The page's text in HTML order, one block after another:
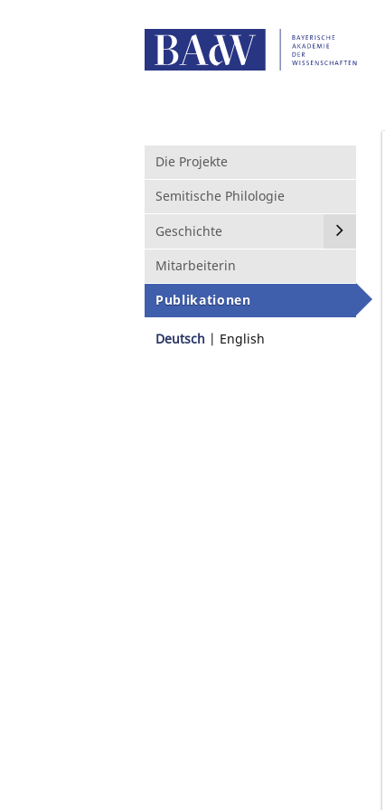
Die Projekte
Semitische Philologie
Geschichte
Mitarbeiterin
Publikationen
Deutsch English